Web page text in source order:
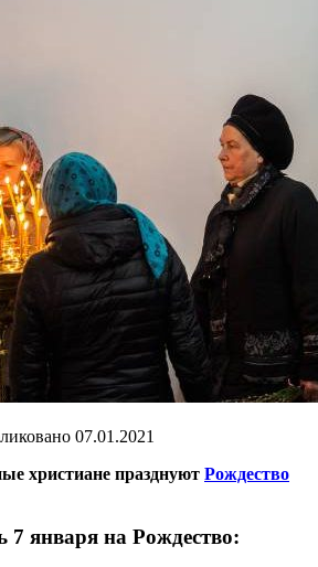
07.01.2021
христиане празднуют Рождество
7 января на Рождество: